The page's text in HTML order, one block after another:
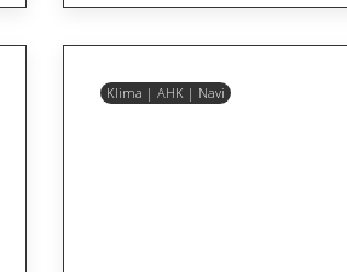
Klima | AHK | Navi